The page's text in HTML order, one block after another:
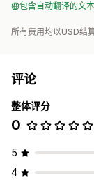
包含自动翻译的文本
所有费用均以USD结
评论
整体评分
0
5
4